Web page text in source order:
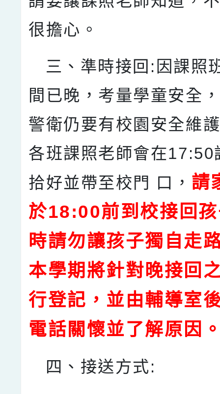
很擔心。
三、準時接回:因課照
間已晚，考量學童安全
警衛仍要有校園安全維
各班課照老師會在17:50
拾好並帶至校門 口， 請
於18:00前到校接回
時請勿讓孩子獨自走
本學期將針對晚接回
行登記，並由輔導室
電話關懷並了解原因
四、接送方式: